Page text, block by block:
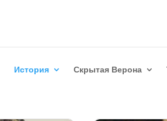
История Скрытая Верона